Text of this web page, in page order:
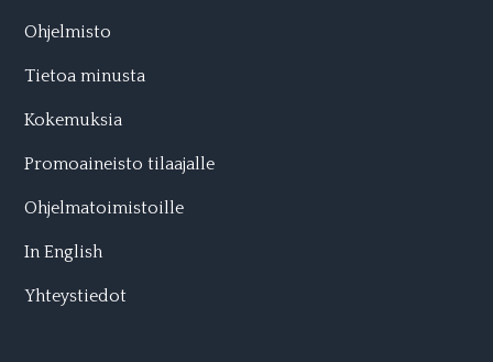
Ohjelmisto
Tietoa minusta
Kokemuksia
Promoaineisto tilaajalle
Ohjelmatoimistoille
In English
Yhteystiedot